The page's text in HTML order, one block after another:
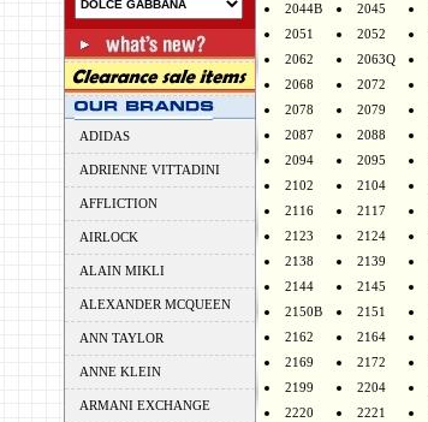
ADIDAS
ADRIENNE VITTADINI
AFFLICTION
AIRLOCK
ALAIN MIKLI
ALEXANDER MCQUEEN
ANN TAYLOR
ANNE KLEIN
ARMANI EXCHANGE
2044B
2045
2051
2052
2062
2063Q
2068
2072
2078
2079
2087
2088
2094
2095
2102
2104
2116
2117
2123
2124
2138
2139
2144
2145
2150B
2151
2162
2164
2169
2172
2199
2204
2220
2221